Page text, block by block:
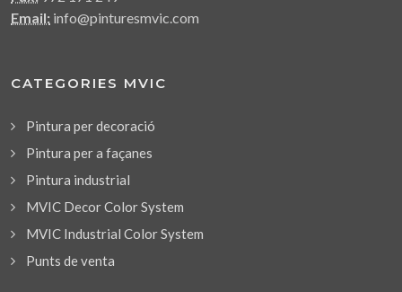
Email: info@pinturesmvic.com
CATEGORIES MVIC
Pintura per decoració
Pintura per a façanes
Pintura industrial
MVIC Decor Color System
MVIC Industrial Color System
Punts de venta